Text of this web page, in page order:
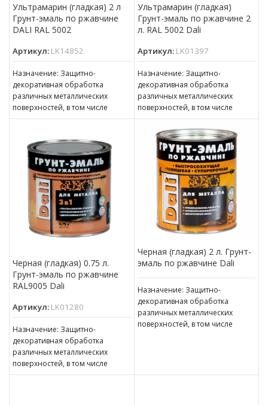
Ультрамарин (гладкая) 2 л
Грунт-эмаль по ржавчине
DALI RAL 5002
Артикул: LK14852
Назначение: Защитно-
декоративная обработка
различных металлических
поверхностей, в том числе
пораженных точечной или
толщиной ржавчины до 100 мкм
Ультрамарин (гладкая)
Грунт-эмаль по ржавчине 2
л. RAL 5002 Dali
Артикул: LK01397
Назначение: Защитно-
декоративная обработка
различных металлических
поверхностей, в том числе
пораженных точечной или
сплошной коррозией c
толщиной ржавчины до 100 мкм
Черная (гладкая) 0.75 л.
Грунт-эмаль по ржавчине
RAL9005 Dali
Артикул: LK01280
Назначение: Защитно-
декоративная обработка
различных металлических
поверхностей, в том числе
пораженных точечной или
Черная (гладкая) 2 л. Грунт-
эмаль по ржавчине Dali
Назначение: Защитно-
декоративная обработка
различных металлических
поверхностей, в том числе